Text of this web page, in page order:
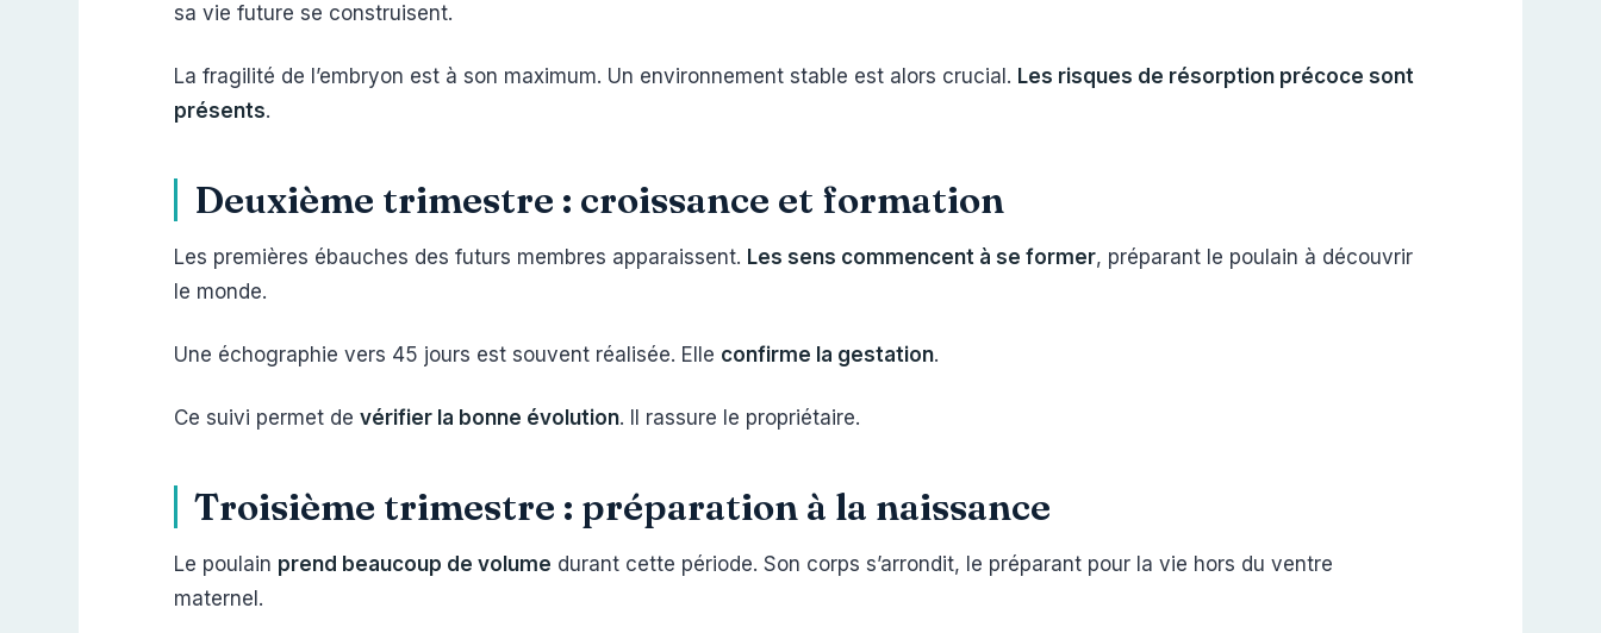
sa vie future se construisent.
La fragilité de l’embryon est à son maximum. Un environnement stable est alors crucial. Les risques de résorption précoce sont
présents.
Deuxième trimestre : croissance et formation
Les premières ébauches des futurs membres apparaissent. Les sens commencent à se former, préparant le poulain à découvrir
le monde.
Une échographie vers 45 jours est souvent réalisée. Elle confirme la gestation.
Ce suivi permet de vérifier la bonne évolution. Il rassure le propriétaire.
Troisième trimestre : préparation à la naissance
Le poulain prend beaucoup de volume durant cette période. Son corps s’arrondit, le préparant pour la vie hors du ventre
maternel.